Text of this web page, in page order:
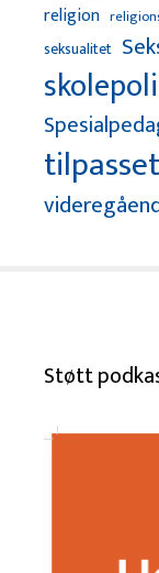
religion
seksualitet
Støtt